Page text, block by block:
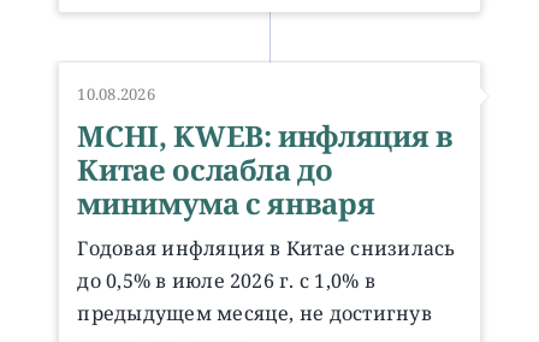
10.08.2026
MCHI, KWEB: инфляция в
Китае ослабла до
минимума с января
Годовая инфляция в Китае снизилась
до 0,5% в июле 2026 г. с 1,0% в
предыдущем месяце, не достигнув